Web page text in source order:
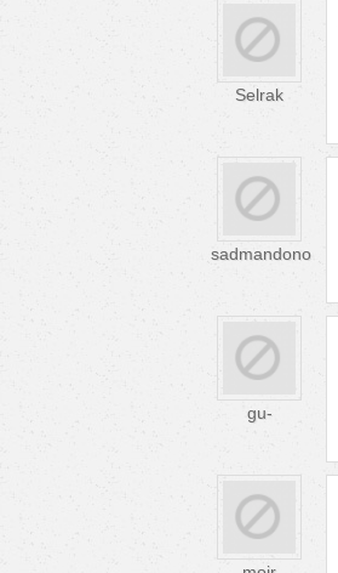
Selrak
sadmandono
gu-